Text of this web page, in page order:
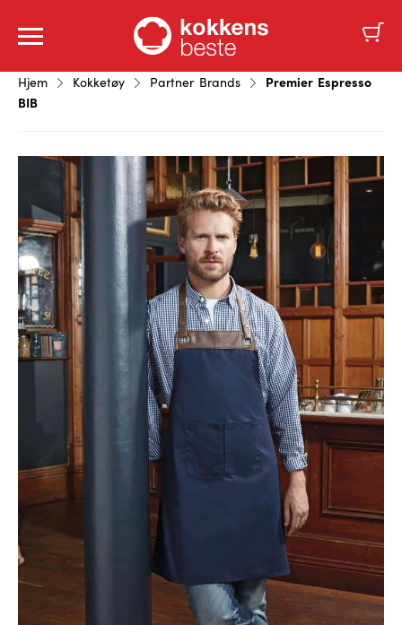
Hjem Kokketøy Partner Brands
Premier Espresso
BIB